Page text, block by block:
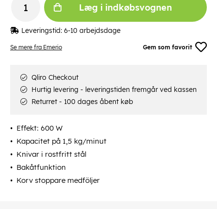
Se mere fra Emerio Gem som favorit
Effekt: 600 W
Kapacitet på 1,5 kg/minut
Knivar i rostfritt stål
Bakåtfunktion
Korv stoppare medföljer
Læg i indkøbsvognen
Leveringstid: 6-10 arbejdsdage
Qliro Checkout
Hurtig levering - leveringstiden fremgår ved kassen
Returret - 100 dages åbent køb